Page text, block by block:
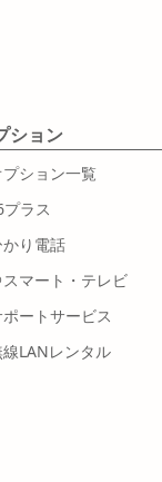
ション
プション一覧
プラス
り電話
スマート・テレビ
ートサービス
LANレンタル